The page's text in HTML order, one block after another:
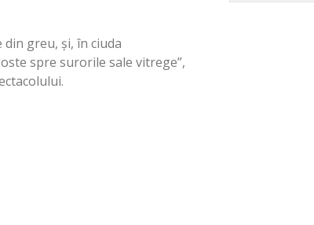
greu, și, în ciuda
spre surorile sale vitrege”,